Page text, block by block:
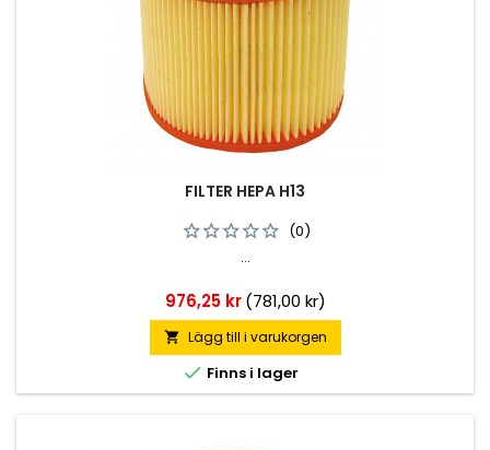
FILTER HEPA H13
(0)
...
Pris
976,25 kr (781,00 kr)
 Lägg till i varukorgen
 Finns i lager